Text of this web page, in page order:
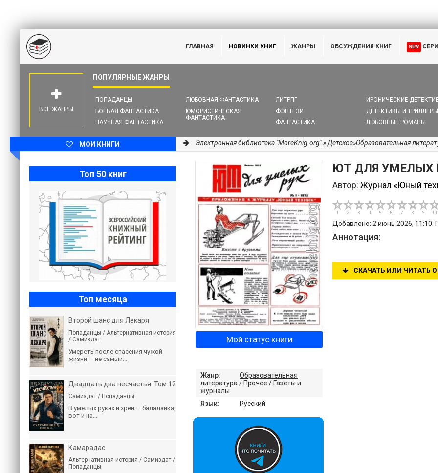
ГЛАВНАЯ НОВИНКИ КНИГ ЖАНРЫ ОБСУЖДЕНИЯ КНИГ NEW
ПОПАДАНЦЫ
БОЕВАЯ ФАНТАСТИКА
НАУЧНАЯ ФАНТАСТИКА
ЛЮБОВНАЯ ФАНТАСТИКА
ЮМОРИСТИЧЕСКАЯ
ФАНТАСТИКА
ЛИТРПГ
ФЭНТЕЗИ
ФАНТАСТИКА
ИРОНИЧЕСКИЕ
ДЕТЕКТИВЫ И ТРИЛЛЕРЫ
ЛЮБОВНЫЕ РОМАНЫ
ВСЕ ЖАНРЫ
МОИ КНИГИ Электронная библиотека "MoreKnig.org"»Детское»Образовательная
ЮТ ДЛЯ УМЕЛЫХ
Автор: Журнал «Юный
Добавлено: 2 июнь 2026, 11:10.
Аннотация:
СКАЧАТЬ ИЛИ ЧИТАТЬ
Мой статус книги
Жанр:
Образовательная
литература/ Прочее / Газеты и
журналы
Язык:
Русский
Топ 50 книг
Топ месяца
Второй шанс для Лекаря
Попаданцы / Альтернативная история
/ Самиздат
Умереть после спасения чужой
жизни — не самый...
Двадцать два несчастья. Том 12
Самиздат / Попаданцы
В умелых руках и хрен — балалайка,
вот и на...
Камарадас
Альтернативная история / Самиздат /
Попаданцы